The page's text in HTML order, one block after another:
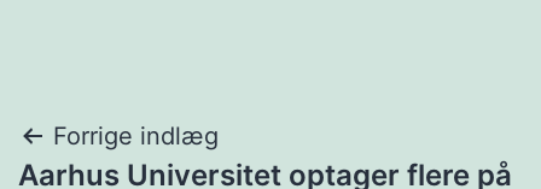
Indlægsnavigation
Forrige indlæg
Aarhus Universitet optager flere på